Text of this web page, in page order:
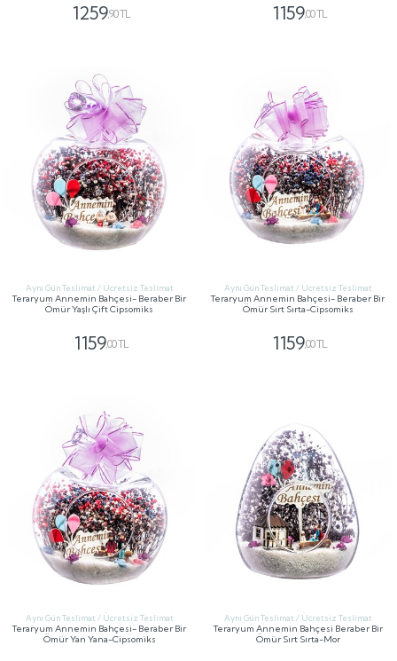
1259,90 TL 1159,00 TL
Aynı Gün Teslimat / Ücretsiz Teslimat
Teraryum Annemin Bahçesi- Beraber Bir
Ömür Yaşlı Çift Cipsomiks
1159,00 TL
Aynı Gün Teslimat / Ücretsiz Teslimat
Teraryum Annemin Bahçesi- Beraber Bir
Ömür Sırt Sırta-Cipsomiks
1159,00 TL
Aynı Gün Teslimat / Ücretsiz Teslimat
Teraryum Annemin Bahçesi- Beraber Bir
Ömür Yan Yana-Cipsomiks
Aynı Gün Teslimat / Ücretsiz Teslimat
Teraryum Annemin Bahçesi Beraber Bir
Ömür Sırt Sırta-Mor